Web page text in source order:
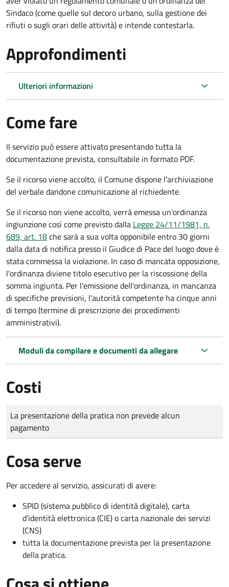
Sindaco (come quelle sul decoro urbano, sulla gestione dei
rifiuti o sugli orari delle attività) e intende contestarla.
Approfondimenti
Ulteriori informazioni
Come fare
Il servizio può essere attivato presentando tutta la
documentazione prevista, consultabile in formato PDF.
Se il ricorso viene accolto, il Comune dispone l'archiviazione
del verbale dandone comunicazione al richiedente.
Se il ricorso non viene accolto, verrà emessa un'ordinanza
ingiunzione così come previsto dalla Legge 24/11/1981, n.
689, art. 18che sarà a sua volta opponibile entro 30 giorni
dalla data di notifica presso il Giudice di Pace del luogo dove è
stata commessa la violazione. In caso di mancata opposizione,
l'ordinanza diviene titolo esecutivo per la riscossione della
somma ingiunta. Per l'emissione dell'ordinanza, in mancanza
di specifiche previsioni, l'autorità competente ha cinque anni
di tempo (termine di prescrizione dei procedimenti
amministrativi).
Moduli da compilare e documenti da allegare
Costi
Tipo di pagamento
Importo
La presentazione della pratica non prevede alcun
pagamento
Cosa serve
Per accedere al servizio, assicurati di avere:
SPID (sistema pubblico di identità digitale), carta
d’identità elettronica (CIE) o carta nazionale dei servizi
(CNS)
tutta la documentazione prevista per la presentazione
della pratica.